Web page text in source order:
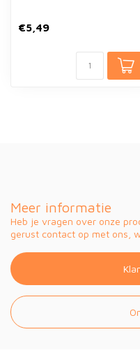
€5,49
Meer informatie
Heb je vragen over onze
gerust contact op met ons,